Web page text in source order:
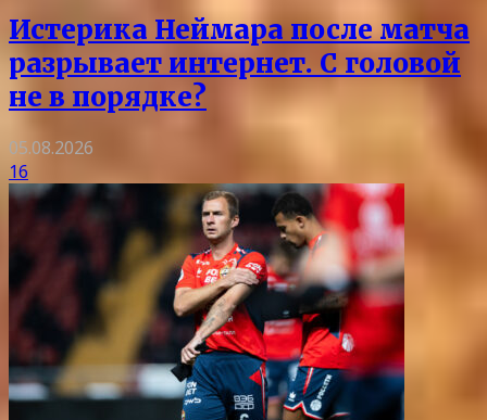
Истерика Неймара после матча
разрывает интернет. С головой
не в порядке?
05.08.2026
16